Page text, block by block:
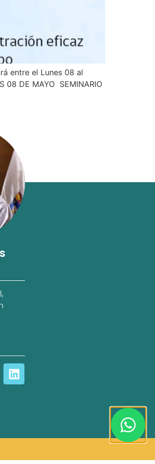
entre el Lunes 08 al
DE MAYO SEMINARIO